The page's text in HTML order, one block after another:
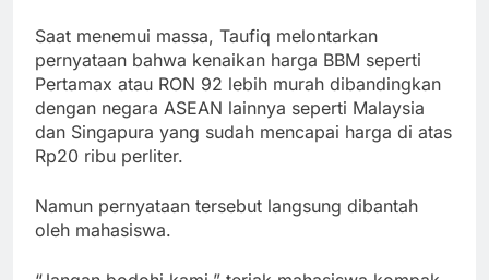
Saat menemui massa, Taufiq melontarkan
pernyataan bahwa kenaikan harga BBM seperti
Pertamax atau RON 92 lebih murah dibandingkan
dengan negara ASEAN lainnya seperti Malaysia
dan Singapura yang sudah mencapai harga di atas
Rp20 ribu perliter.
Namun pernyataan tersebut langsung dibantah
oleh mahasiswa.